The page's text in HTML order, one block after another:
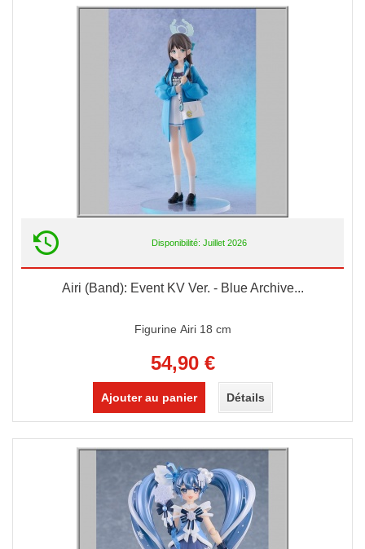
Disponibilité: Juillet 2026
Airi (Band): Event KV Ver. - Blue Archive...
Figurine Airi 18 cm
54,90 €
Ajouter au panier Détails